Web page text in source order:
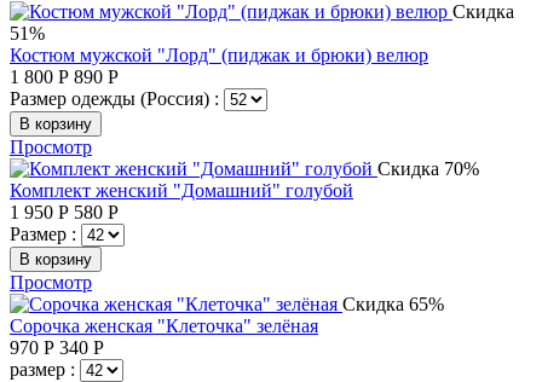
Скидка
51%
Костюм мужской "Лорд" (пиджак и брюки) велюр
1 800 Р 890 Р
Размер одежды (Россия) :
В корзину
Просмотр
Скидка 70%
Комплект женский "Домашний" голубой
1 950 Р 580 Р
Размер :
В корзину
Просмотр
Скидка 65%
Сорочка женская "Клеточка" зелёная
970 Р 340 Р
размер :